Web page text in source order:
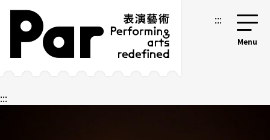
跳到主要內容區塊
網站導覽 :::
:::